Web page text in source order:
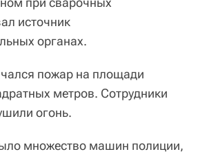
источник
органах.
пожар на площади
метров. Сотрудники
огонь.
множество машин полиции,